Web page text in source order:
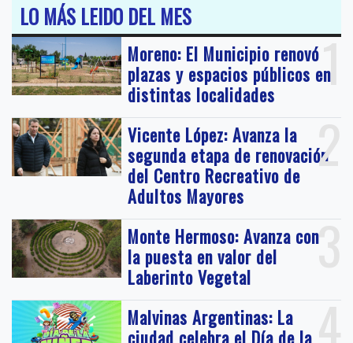
LO MÁS LEIDO DEL MES
1
Moreno: El Municipio renovó
plazas y espacios públicos en
distintas localidades
2
Vicente López: Avanza la
segunda etapa de renovación
del Centro Recreativo de
Adultos Mayores
3
Monte Hermoso: Avanza con
la puesta en valor del
Laberinto Vegetal
4
Malvinas Argentinas: La
ciudad celebra el Día de la